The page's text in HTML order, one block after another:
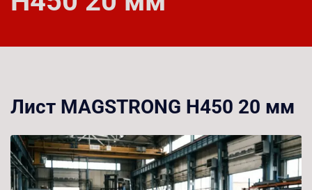
Лист MAGSTRONG H450 20 мм